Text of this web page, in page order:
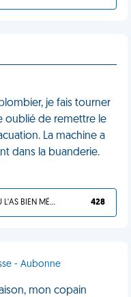
je fais tourner
oublié de remettre le
La machine a
dans la buanderie.
TU L'AS BIEN MÉRITÉ 428
- Aubonne
mon copain